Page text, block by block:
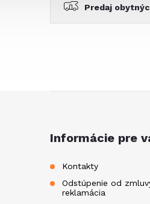
Predaj
Informácie pre
Kontakty
Odstúpenie od
reklamácia